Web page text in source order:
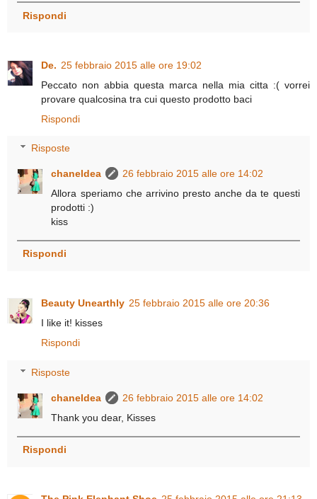
Rispondi
De. 25 febbraio 2015 alle ore 19:02
Peccato non abbia questa marca nella mia citta :( vorrei
provare qualcosina tra cui questo prodotto baci
Rispondi
Risposte
chaneldea
26 febbraio 2015 alle ore 14:02
Allora speriamo che arrivino presto anche da te questi
prodotti :)
kiss
Rispondi
Beauty Unearthly 25 febbraio 2015 alle ore 20:36
I like it! kisses
Rispondi
Risposte
chaneldea
26 febbraio 2015 alle ore 14:02
Thank you dear, Kisses
Rispondi